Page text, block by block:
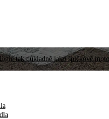
tak důkladně jako špičkové